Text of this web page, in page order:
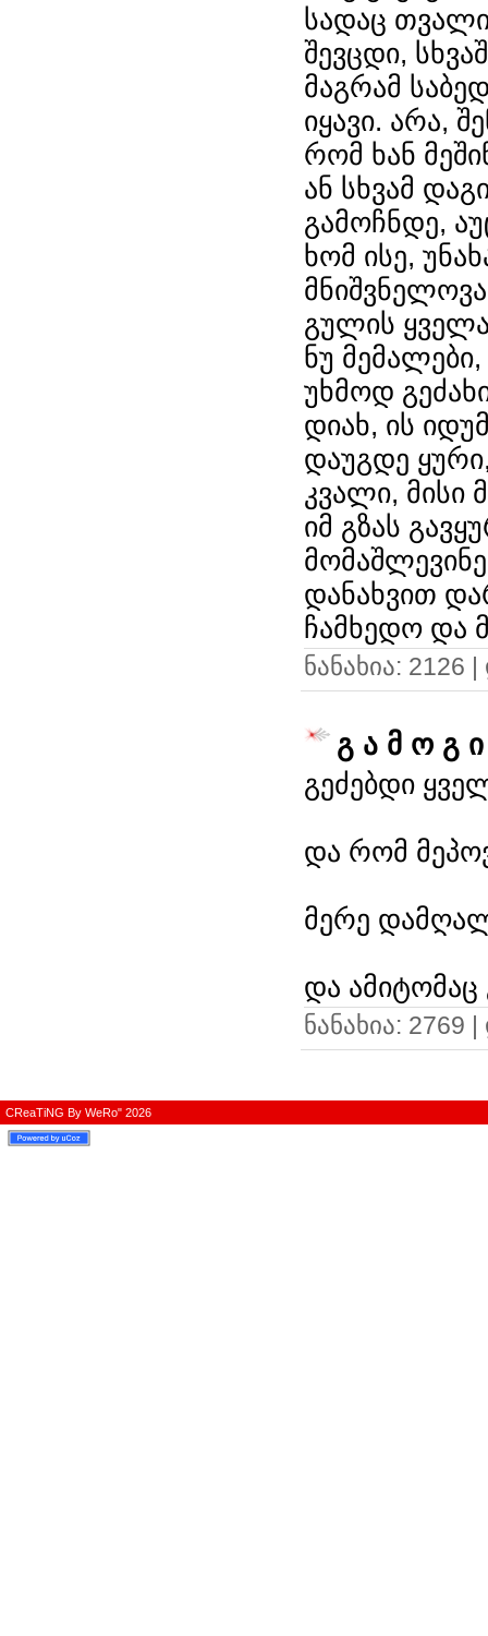
სადაც თვალი
შევცდი,
მაგრამ
იყავი. არა,
რომ ხან
ან სხვამ
გამოჩნდე,
ხომ ისე,
გულის
ნუ
უხმოდ
დიახ, ის
დაუგდე
კვალი, მისი
იმ გზას
დანახვით
ჩამხედო და
ნანახია: 2126
გ ა მ ო გ
გეძებდი
და რომ
მერე
და ამიტომაც
ნანახია: 2769
CReaTiNG By WeRo" 2026